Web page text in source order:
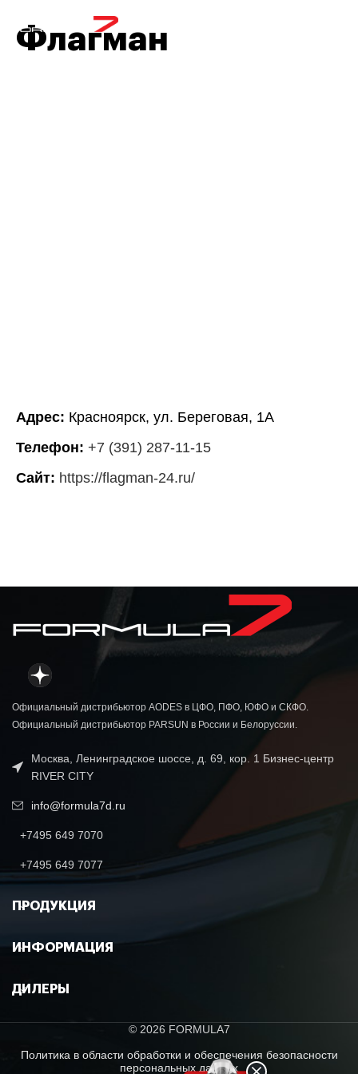
Флагман
Адрес: Красноярск, ул. Береговая, 1А
Телефон: +7 (391) 287-11-15
Сайт: https://flagman-24.ru/
Официальный дистрибьютор AODES в ЦФО, ПФО, ЮФО и СКФО.
Официальный дистрибьютор PARSUN в России и Белоруссии.
Москва, Ленинградское шоссе, д. 69, кор. 1 Бизнес-центр
RIVER CITY
info@formula7d.ru
+7495 649 7070
+7495 649 7077
ПРОДУКЦИЯ
ИНФОРМАЦИЯ
ДИЛЕРЫ
© 2026 FORMULA7
Политика в области обработки и обеспечения безопасности
персональных данных